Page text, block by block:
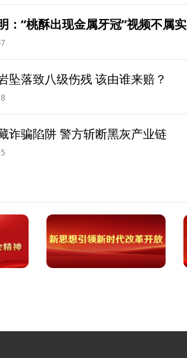
：“桃酥出现金属牙冠”视频不属实
坠落致八级伤残 该由谁来赔？
诈骗陷阱 警方斩断黑灰产业链